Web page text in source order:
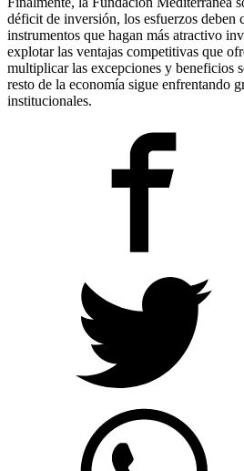
déficit de inversión, los esfuerzos deben
instrumentos que hagan más atractivo
explotar las ventajas competitivas que
multiplicar las excepciones y beneficios
resto de la economía sigue enfrentando
institucionales.